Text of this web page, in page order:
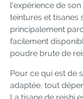
l'expérience de
teintures et tisanes
principalement
facilement
poudre brute de
Pour ce qui est de
adaptée, tout